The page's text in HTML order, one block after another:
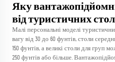
Яку
від туристичних
Малі персональні моделі
вагу від 30 до 60 фунтів, столи
150 фунтів, а великі столи для груп
250 фунтів або більше.